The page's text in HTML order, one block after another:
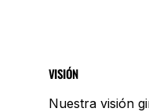
VISIÓN
Nuestra visión